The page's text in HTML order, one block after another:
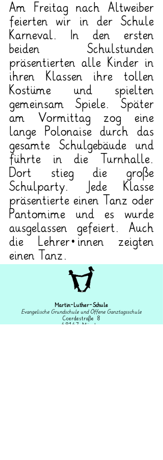
Am Freitag nach Altweiber
feierten wir in der Schule
Karneval. In den ersten
beiden Schulstunden
präsentierten alle Kinder in
ihren Klassen ihre tollen
Kostüme und spielten
gemeinsam Spiele. Später
am Vormittag zog eine
lange Polonaise durch das
gesamte Schulgebäude und
führte in die Turnhalle.
Dort stieg die große
Schulparty. Jede Klasse
präsentierte einen Tanz oder
Pantomime und es wurde
ausgelassen gefeiert. Auch
die Lehrer*innen zeigten
einen Tanz.
Martin-Luther-Schule
Evangelische Grundschule und Offene Ganztagsschule
Coerdestraße 8
48147 Münster